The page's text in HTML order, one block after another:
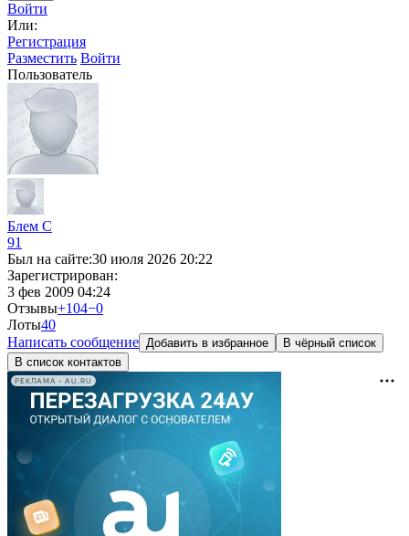
Войти
Или:
Регистрация
Разместить Войти
Пользователь
Блем С
91
Был на сайте:30 июля 2026 20:22
Зарегистрирован:
3 фев 2009 04:24
Отзывы+104−0
Лоты40
Написать сообщение Добавить в избранное
В чёрный список
В список контактов
РЕКЛАМА • AU.RU